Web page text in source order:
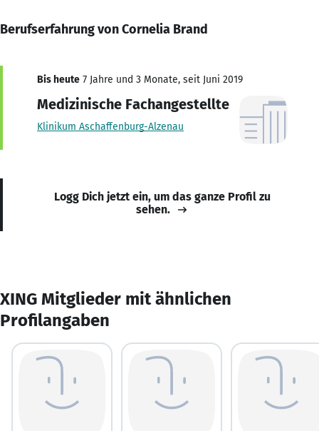
Berufserfahrung von Cornelia Brand
Bis heute 7 Jahre und 3 Monate, seit Juni 2019
Medizinische Fachangestellte
Klinikum Aschaffenburg-Alzenau
Logg Dich jetzt ein, um das ganze Profil zu
sehen.
XING Mitglieder mit ähnlichen
Profilangaben